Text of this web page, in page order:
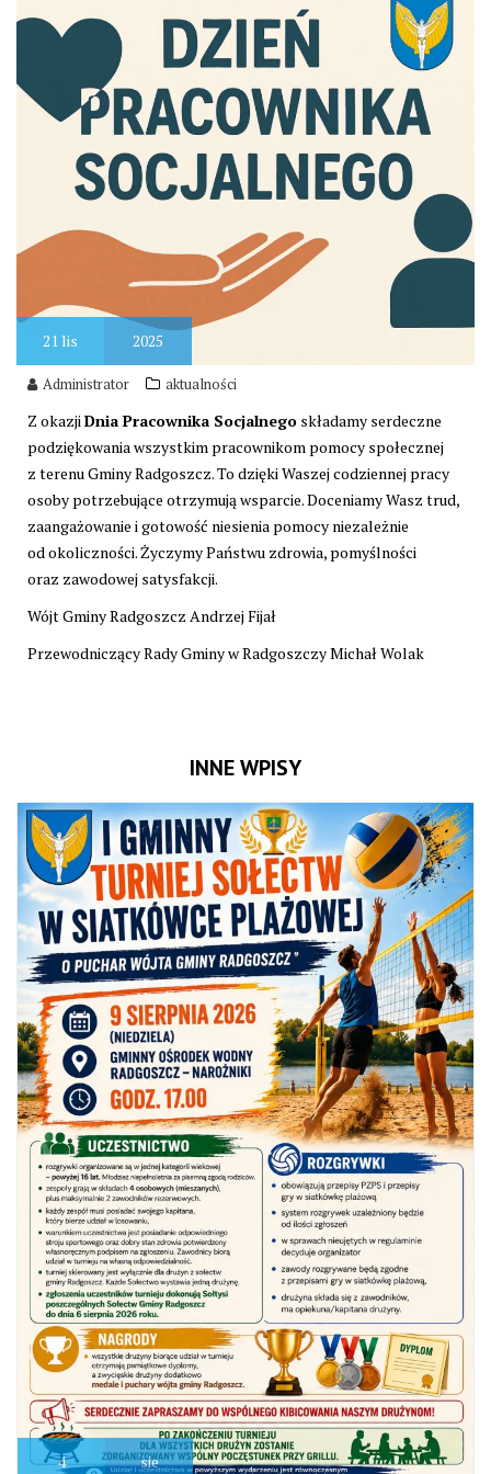
21 lis 2025
Administrator aktualności
Z okazji Dnia Pracownika Socjalnego składamy serdeczne
podziękowania wszystkim pracownikom pomocy społecznej
z terenu Gminy Radgoszcz. To dzięki Waszej codziennej pracy
osoby potrzebujące otrzymują wsparcie. Doceniamy Wasz trud,
zaangażowanie i gotowość niesienia pomocy niezależnie
od okoliczności. Życzymy Państwu zdrowia, pomyślności
oraz zawodowej satysfakcji.
Wójt Gminy Radgoszcz Andrzej Fijał
Przewodniczący Rady Gminy w Radgoszczy Michał Wolak
INNE WPISY
4 sie